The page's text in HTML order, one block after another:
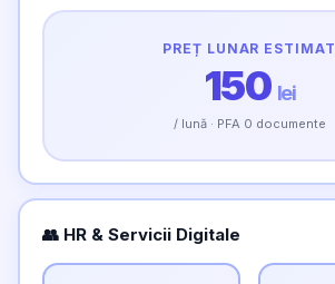
PREȚ LUNAR ESTIMAT
150 lei
/ lună · PFA 0 documente
👥 HR & Servicii Digitale